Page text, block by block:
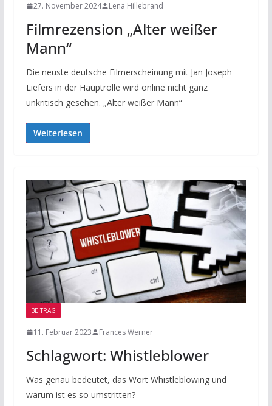
27. November 2024 Lena Hillebrand
Filmrezension „Alter weißer
Mann“
Die neuste deutsche Filmerscheinung mit Jan Joseph
Liefers in der Hauptrolle wird online nicht ganz
unkritisch gesehen. „Alter weißer Mann“
Weiterlesen
BEITRAG
11. Februar 2023 Frances Werner
Schlagwort: Whistleblower
Was genau bedeutet, das Wort Whistleblowing und
warum ist es so umstritten?